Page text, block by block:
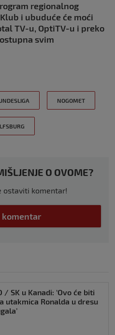
regionalnog
i ubuduće će moći
TV-u, OptiTV-u i preko
svim
NOGOMET
O OVOME?
ostaviti komentar!
komentar
/ SK u Kanadi: ‘Ovo će biti
utakmica Ronalda u dresu